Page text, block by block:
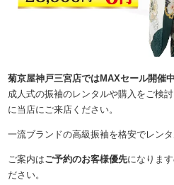
菊京屋神戸三宮店ではMAXセール開催
成人式の振袖のレンタルや購入をご検
に当店にご来店ください。
一流ブランドの高級振袖を格安でレン
ご案内はご予約のお客様優先になりま
ださい。